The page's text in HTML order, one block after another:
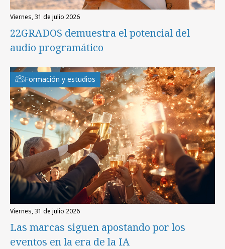
viernes, 31 de julio 2026
22GRADOS demuestra el potencial del
audio programático
Formación y estudios
viernes, 31 de julio 2026
Las marcas siguen apostando por los
eventos en la era de la IA